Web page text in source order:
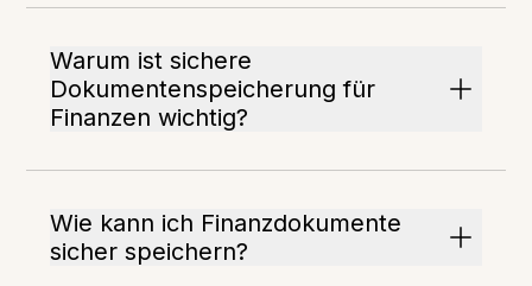
Warum ist sichere
Dokumentenspeicherung für
Finanzen wichtig?
Wie kann ich Finanzdokumente
sicher speichern?